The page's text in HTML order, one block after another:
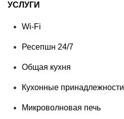
УСЛУГИ
Wi-Fi
Ресепшн 24/7
Общая кухня
Кухонные принадлежности
Микроволновая печь